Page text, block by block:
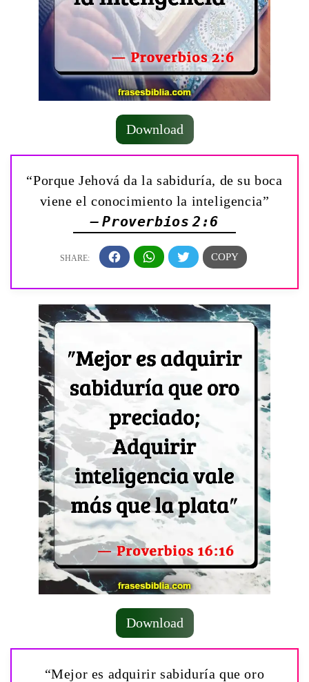
Download
“Porque Jehová da la sabiduría, de su boca
viene el conocimiento la inteligencia”
— Proverbios 2:6
Download
“Mejor es adquirir sabiduría que oro